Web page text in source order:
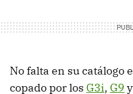
No falta en su catálogo
copado por los G3i, G9